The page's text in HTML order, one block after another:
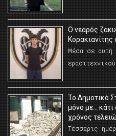
O νεαρός
Μέσα σε αυτή
Το Δημοτικό
μόνο με…
χρόνος
Τέσσερις